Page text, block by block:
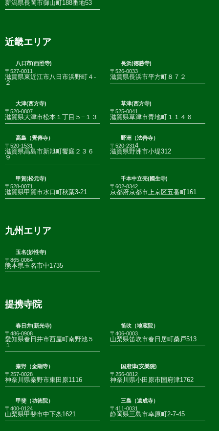
新潟県長岡市御山町188番地53
近畿エリア
八日市(西照寺)
〒527-0011
滋賀県東近江市八日市浜野町４-
２
長浜(徳勝寺)
〒526-0033
滋賀県長浜市平方町８７２
大津(西方寺)
〒520-0807
滋賀県大津市松本１丁目５−１３
草津(西方寺)
〒525-0041
滋賀県草津市青地町１１４６
高島（覺傳寺）
〒520-1531
滋賀県高島市新旭町饗庭２３６
９
野洲（法善寺）
〒520-231 4
滋賀県野洲市小堤312
甲賀(松元寺)
〒528-0071
滋賀県甲賀市水口町秋葉3-21
千本中立売(國生寺)
〒602-8342
京都府京都市上京区五番町161
九州エリア
玉名(妙性寺)
〒865-0064
熊本県玉名市中1735
提携寺院
春日井(新光寺)
〒486-0908
愛知県春日井市西屋町南野池５
１
笛吹（地蔵院）
〒406-0003
山梨県笛吹市春日居町桑戸513
秦野（金剛寺）
〒257-0028
神奈川県秦野市東田原1116
国府津(安樂院)
〒256-0812
神奈川県小田原市国府津1762
甲斐（功徳院）
〒400-0124
山梨県甲斐市中下条1621
三島（遠成寺）
〒411-0031
静岡県三島市幸原町2-7-45